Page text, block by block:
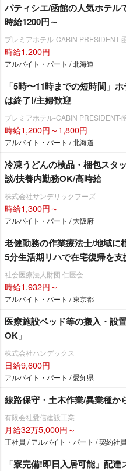
パティシエ/函館の人気ホテル
時給1200円～
プレミアホテル-CABIN PRESIDENT-
時給1,200円
アルバイト・パート / 北海道
「5時〜11時までの短時間」
は終了!/主婦歓迎
プレミアホテル-CABIN PRESIDENT-
時給1,200円～1,800円
アルバイト・パート / 北海道
冷凍うどんの検品・梱包スタ
談/扶養内勤務OK/高時給
株式会社サンデリックフーズ
時給1,300円～
アルバイト・パート / 大阪府
老健勤務の作業療法士/地域に
5分生活期リハで在宅復帰を支
社会医療法人財団 仁医会
時給1,932円～
アルバイト・パート / 東京都
医療施設ベッド等の搬入・設
OK」
株式会社ハンデックス
日給9,600円
アルバイト・パート / 愛知県
線路保守・土木作業/異業種か
有限会社愛信建設工業
月給32万5,000円～
正社員 / アルバイト・パート / 契約社
「寮完備!即日入居可能」配